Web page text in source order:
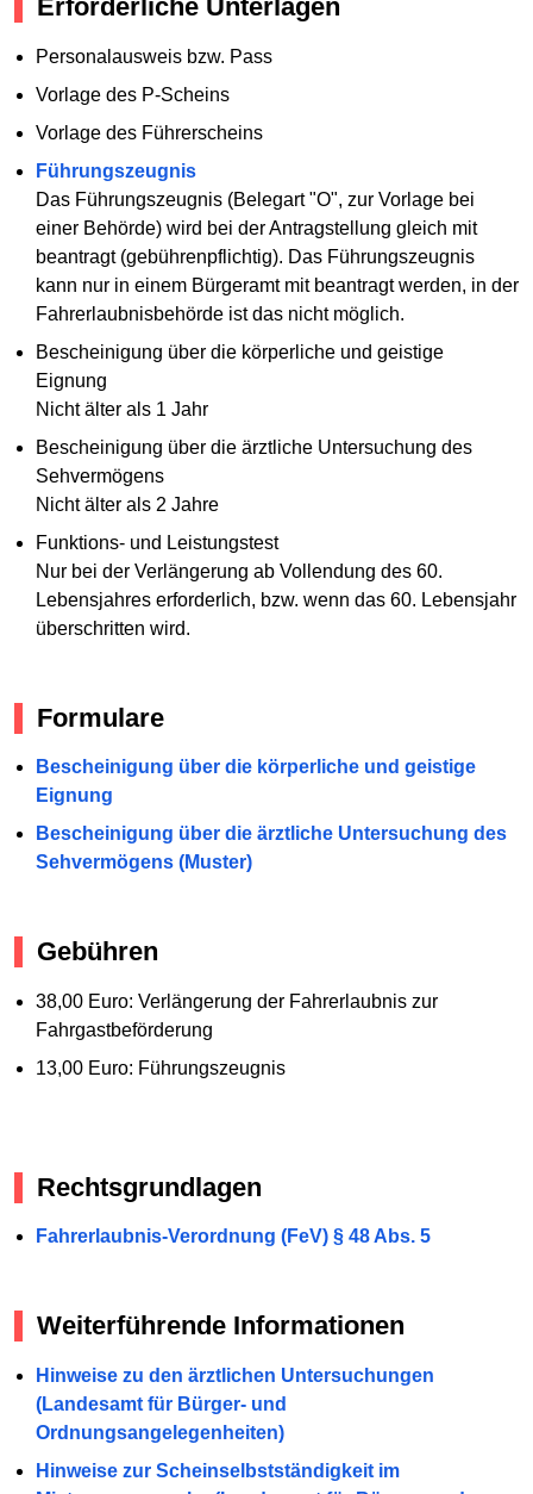
Erforderliche Unterlagen
Personalausweis bzw. Pass
Vorlage des P-Scheins
Vorlage des Führerscheins
Führungszeugnis
Das Führungszeugnis (Belegart "O", zur Vorlage bei
einer Behörde) wird bei der Antragstellung gleich mit
beantragt (gebührenpflichtig). Das Führungszeugnis
kann nur in einem Bürgeramt mit beantragt werden, in der
Fahrerlaubnisbehörde ist das nicht möglich.
Bescheinigung über die körperliche und geistige
Eignung
Nicht älter als 1 Jahr
Bescheinigung über die ärztliche Untersuchung des
Sehvermögens
Nicht älter als 2 Jahre
Funktions- und Leistungstest
Nur bei der Verlängerung ab Vollendung des 60.
Lebensjahres erforderlich, bzw. wenn das 60. Lebensjahr
überschritten wird.
Formulare
Bescheinigung über die körperliche und geistige
Eignung
Bescheinigung über die ärztliche Untersuchung des
Sehvermögens (Muster)
Gebühren
38,00 Euro: Verlängerung der Fahrerlaubnis zur
Fahrgastbeförderung
13,00 Euro: Führungszeugnis
Rechtsgrundlagen
Fahrerlaubnis-Verordnung (FeV) § 48 Abs. 5
Weiterführende Informationen
Hinweise zu den ärztlichen Untersuchungen
(Landesamt für Bürger- und
Ordnungsangelegenheiten)
Hinweise zur Scheinselbstständigkeit im